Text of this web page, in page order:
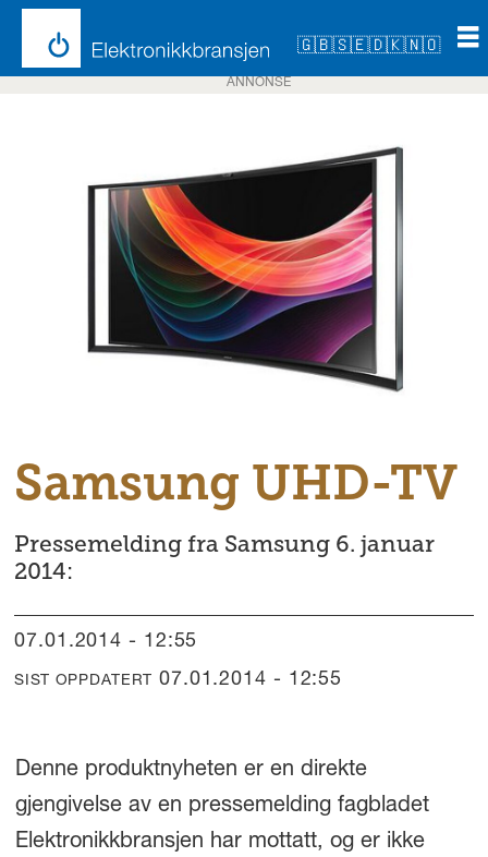
🇬🇧🇸🇪🇩🇰🇳🇴
ANNONSE
Samsung UHD-TV
Pressemelding fra Samsung 6. januar
2014:
07.01.2014 - 12:55
SIST OPPDATERT 07.01.2014 - 12:55
Denne produktnyheten er en direkte
gjengivelse av en pressemelding fagbladet
Elektronikkbransjen har mottatt, og er ikke